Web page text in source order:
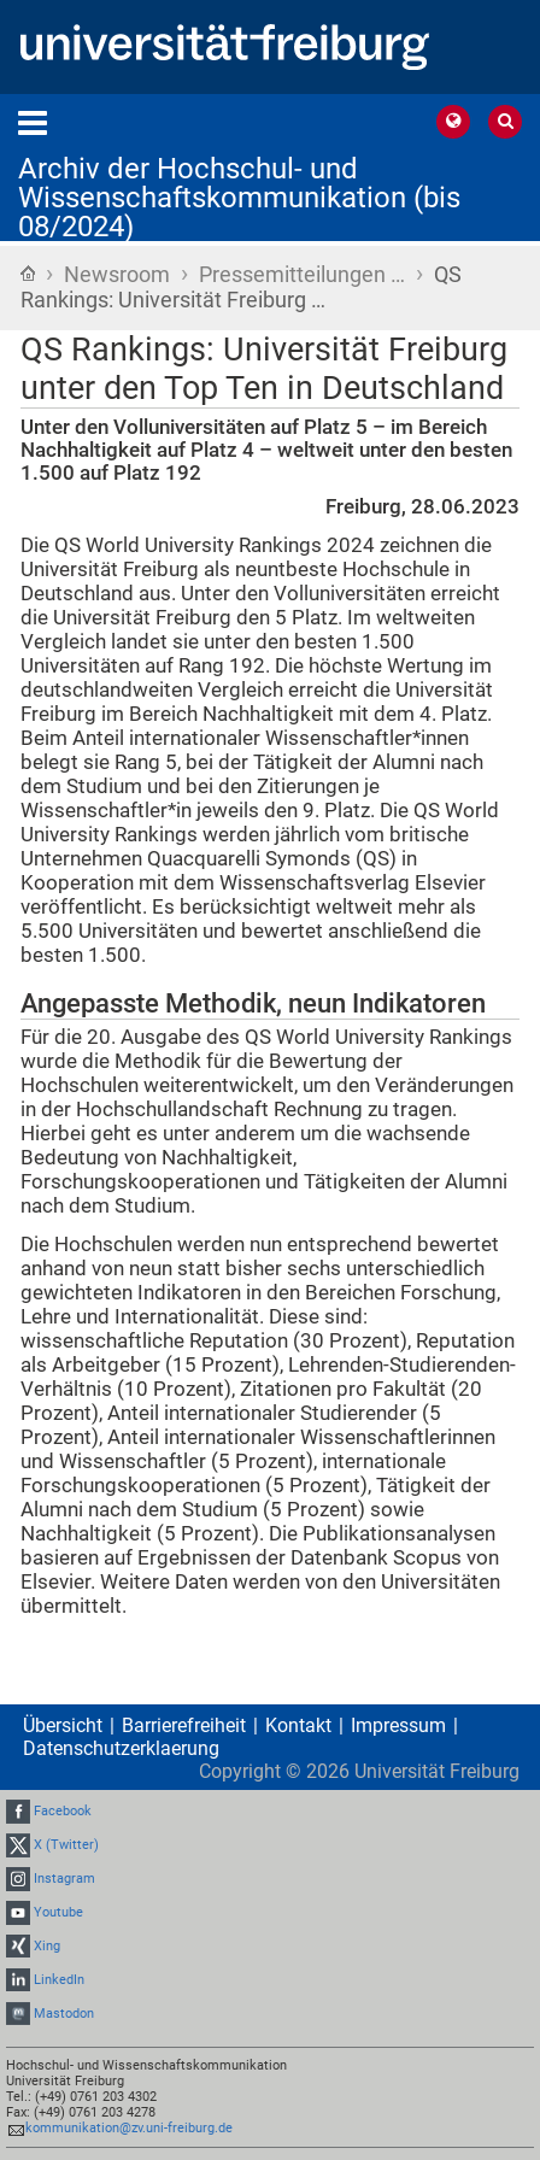
Archiv der Hochschul- und
Wissenschaftskommunikation (bis
08/2024)
Startseite
› Newsroom › Pressemitteilungen … › QS
Rankings: Universität Freiburg …
QS Rankings: Universität Freiburg
unter den Top Ten in Deutschland
Unter den Volluniversitäten auf Platz 5 – im Bereich
Nachhaltigkeit auf Platz 4 – weltweit unter den besten
1.500 auf Platz 192
Freiburg, 28.06.2023
Die QS World University Rankings 2024 zeichnen die
Universität Freiburg als neuntbeste Hochschule in
Deutschland aus. Unter den Volluniversitäten erreicht
die Universität Freiburg den 5 Platz. Im weltweiten
Vergleich landet sie unter den besten 1.500
Universitäten auf Rang 192. Die höchste Wertung im
deutschlandweiten Vergleich erreicht die Universität
Freiburg im Bereich Nachhaltigkeit mit dem 4. Platz.
Beim Anteil internationaler Wissenschaftler*innen
belegt sie Rang 5, bei der Tätigkeit der Alumni nach
dem Studium und bei den Zitierungen je
Wissenschaftler*in jeweils den 9. Platz. Die QS World
University Rankings werden jährlich vom britische
Unternehmen Quacquarelli Symonds (QS) in
Kooperation mit dem Wissenschaftsverlag Elsevier
veröffentlicht. Es berücksichtigt weltweit mehr als
5.500 Universitäten und bewertet anschließend die
besten 1.500.
Angepasste Methodik, neun Indikatoren
Für die 20. Ausgabe des QS World University Rankings
wurde die Methodik für die Bewertung der
Hochschulen weiterentwickelt, um den Veränderungen
in der Hochschullandschaft Rechnung zu tragen.
Hierbei geht es unter anderem um die wachsende
Bedeutung von Nachhaltigkeit,
Forschungskooperationen und Tätigkeiten der Alumni
nach dem Studium.
Die Hochschulen werden nun entsprechend bewertet
anhand von neun statt bisher sechs unterschiedlich
gewichteten Indikatoren in den Bereichen Forschung,
Lehre und Internationalität. Diese sind:
wissenschaftliche Reputation (30 Prozent), Reputation
als Arbeitgeber (15 Prozent), Lehrenden-Studierenden-
Verhältnis (10 Prozent), Zitationen pro Fakultät (20
Prozent), Anteil internationaler Studierender (5
Prozent), Anteil internationaler Wissenschaftlerinnen
und Wissenschaftler (5 Prozent), internationale
Forschungskooperationen (5 Prozent), Tätigkeit der
Alumni nach dem Studium (5 Prozent) sowie
Nachhaltigkeit (5 Prozent). Die Publikationsanalysen
basieren auf Ergebnissen der Datenbank Scopus von
Elsevier. Weitere Daten werden von den Universitäten
übermittelt.
Übersicht Barrierefreiheit Kontakt
Impressum
Datenschutzerklaerung
Copyright © 2026 Universität Freiburg
Facebook
X (Twitter)
Instagram
Youtube
Xing
LinkedIn
Mastodon
Hochschul- und Wissenschaftskommunikation
Universität Freiburg
Tel.: (+49) 0761 203 4302
Fax: (+49) 0761 203 4278
kommunikation@zv.uni-freiburg.de